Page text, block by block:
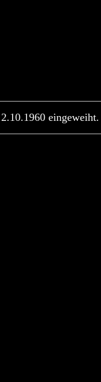
eingeweiht.